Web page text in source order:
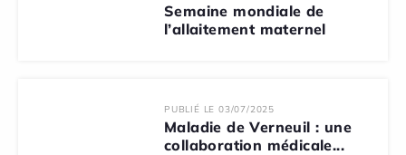
Semaine mondiale de
l’allaitement maternel
PUBLIÉ LE 03/07/2025
Maladie de Verneuil : une
collaboration médicale...